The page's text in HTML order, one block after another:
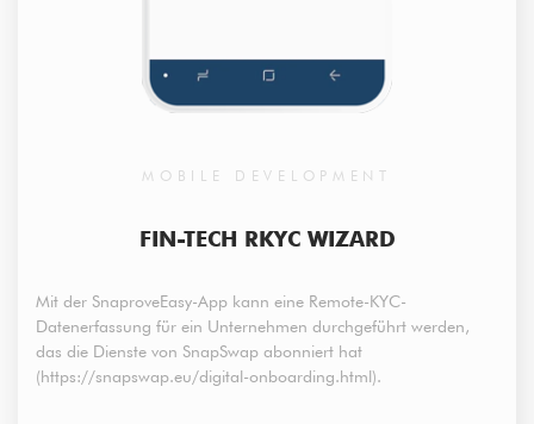
MOBILE DEVELOPMENT
FIN-TECH RKYC WIZARD
Mit der SnaproveEasy-App kann eine Remote-KYC-
Datenerfassung für ein Unternehmen durchgeführt werden,
das die Dienste von SnapSwap abonniert hat
(https://snapswap.eu/digital-onboarding.html).